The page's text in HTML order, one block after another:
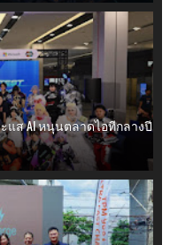
กระแส AI หนุนตลาดไอทีกลางปี